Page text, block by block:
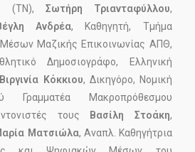
(ΤΝ), Σωτήρη Τριανταφύλλου,
Ανδρέα, Καθηγητή, Τμήμα
Μαζικής Επικοινωνίας ΑΠΘ,
Δημοσιογράφο, Ελληνική
Βιργινία Κόκκιου, Δικηγόρο, Νομική
Γραμματέα Μακροπρόθεσμου
τους
Βασίλη Στοάκη,
Ματσιώλα, Αναπλ. Καθηγήτρια